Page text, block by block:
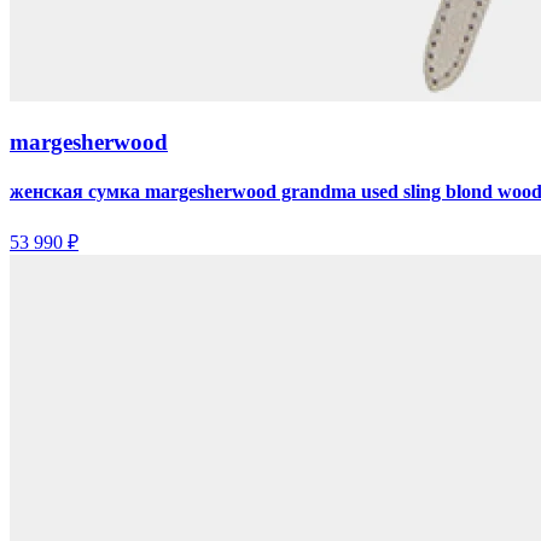
margesherwood
женская сумка margesherwood grandma used sling blond
53 990 ₽